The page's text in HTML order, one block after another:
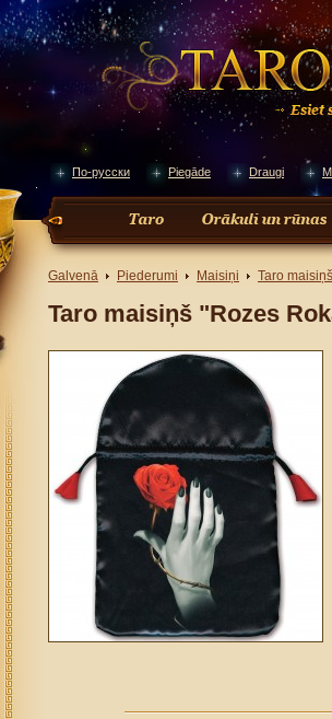
По-русски Piegāde Draugi
Galvenā Piederumi Maisiņi Taro
Taro maisiņš "Rozes